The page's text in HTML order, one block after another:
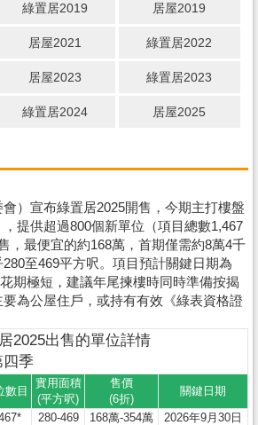
綠置居2019 居屋2019
居屋2021 綠置居2022
居屋2023 綠置居2023
綠置居2024 居屋2025
）宣布綠置居2025開售，今期主打樓盤
提供超過800個新單位（項目總數1,467
，最便宜的約168萬，首期僅需約8萬4千
至469平方呎。項目預計關鍵日期為
期極短，建議年尾揀樓時同時準備按揭
為公屋住戶，或持有有效《綠表資格證
2025出售的單位詳情
四季
數目
實用面積
(平方呎)
售價
(6折)
關鍵日期
280-469 168萬-354萬 2026年9月30日